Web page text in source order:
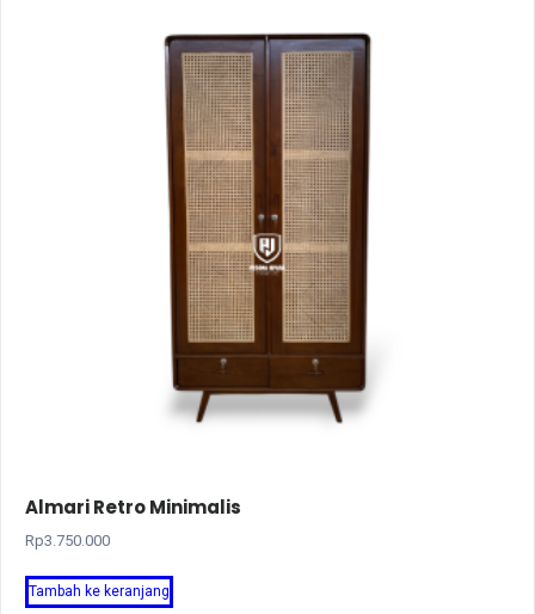
Almari Retro Minimalis
Rp3.750.000
Tambah ke keranjang